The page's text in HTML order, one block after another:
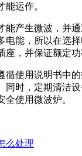
运作。
能产生微波，并
电能，所以在选
，并保证额定功
循使用说明书中
同时，定期清洁
使用微波炉。
么处理